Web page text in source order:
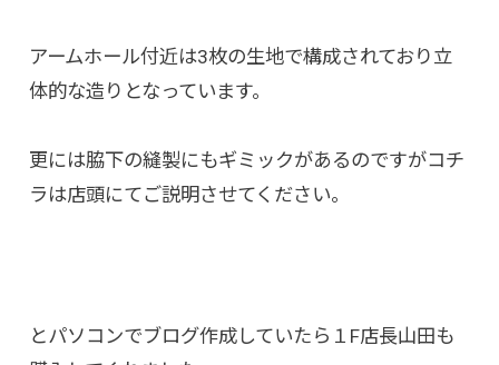
アームホール付近は3枚の生地で構成されており立
体的な造りとなっています。
更には脇下の縫製にもギミックがあるのですがコチ
ラは店頭にてご説明させてください。
とパソコンでブログ作成していたら１F店長山田も